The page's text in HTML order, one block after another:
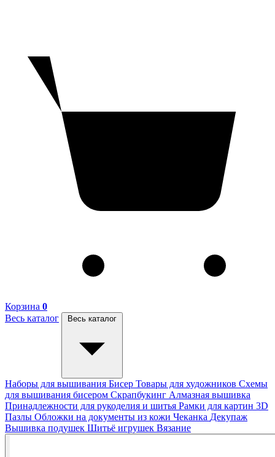
Корзина 0
Весь каталог
Весь каталог
Наборы для вышивания Бисер Товары для художников Схемы
для вышивания бисером Скрапбукинг Алмазная вышивка
Принадлежности для рукоделия и шитья Рамки для картин 3D
Пазлы Обложки на документы из кожи Чеканка Декупаж
Вышивка подушек Шитьё игрушек Вязание